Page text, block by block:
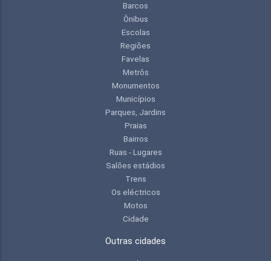
Barcos
Ônibus
Escolas
Regiões
Favelas
Metrôs
Monumentos
Municípios
Parques, Jardins
Praias
Bairros
Ruas - Lugares
Salões estádios
Trens
Os eléctricos
Motos
Cidade
Outras cidades